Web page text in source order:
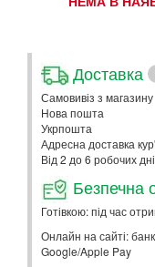
Доставка
Самовивіз з магазину
Нова пошта
Укрпошта
Адресна доставка
Від 2 до 6 робочих
Безпечна
Готівкою: під час
Онлайн на сайті:
Google/Apple Pay